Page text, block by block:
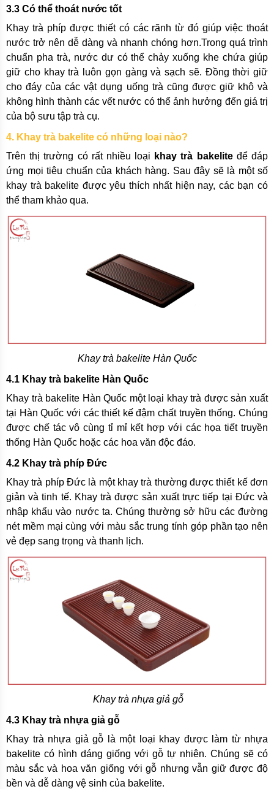
3.3 Có thể thoát nước tốt
Khay trà phíp được thiết có các rãnh từ đó giúp việc thoát
nước trở nên dễ dàng và nhanh chóng hơn.Trong quá trình
chuẩn pha trà, nước dư có thể chảy xuống khe chứa giúp
giữ cho khay trà luôn gọn gàng và sạch sẽ. Đồng thời giữ
cho đáy của các vật dụng uống trà cũng được giữ khô và
không hình thành các vết nước có thể ảnh hưởng đến giá trị
của bộ sưu tập trà cụ.
4. Khay trà bakelite có những loại nào?
Trên thị trường có rất nhiều loại khay trà bakeliteđể đáp
ứng mọi tiêu chuẩn của khách hàng. Sau đây sẽ là một số
khay trà bakelite được yêu thích nhất hiện nay, các bạn có
thể tham khảo qua.
Khay trà bakelite Hàn Quốc
4.1 Khay trà bakelite Hàn Quốc
Khay trà bakelite Hàn Quốc một loại khay trà được sản xuất
tại Hàn Quốc với các thiết kế đậm chất truyền thống. Chúng
được chế tác vô cùng tỉ mỉ kết hợp với các họa tiết truyền
thống Hàn Quốc hoặc các hoa văn độc đáo.
4.2 Khay trà phíp Đức
Khay trà phíp Đức là một khay trà thường được thiết kế đơn
giản và tinh tế. Khay trà được sản xuất trực tiếp tại Đức và
nhập khẩu vào nước ta. Chúng thường sở hữu các đường
nét mềm mại cùng với màu sắc trung tính góp phần tạo nên
vẻ đẹp sang trọng và thanh lịch.
Khay trà nhựa giả gỗ
4.3 Khay trà nhựa giả gỗ
Khay trà nhựa giả gỗ là một loại khay được làm từ nhựa
bakelite có hình dáng giống với gỗ tự nhiên. Chúng sẽ có
màu sắc và hoa văn giống với gỗ nhưng vẫn giữ được độ
bền và dễ dàng vệ sinh của bakelite.